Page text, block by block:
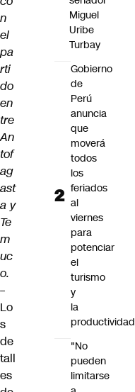
n
el
pa
rti
do
en
tre
An
tof
ag
ast
a y
Te
m
uc
o.
–
Lo
s
de
tall
es
Miguel
Uribe
Turbay
Gobierno
de
Perú
anuncia
que
moverá
todos
los
feriados
al
viernes
para
potenciar
el
turismo
y
la
productividad
"No
pueden
limitarse